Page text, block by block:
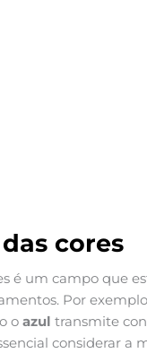
cores
é um campo que
Por
o azul transmite
considerar a